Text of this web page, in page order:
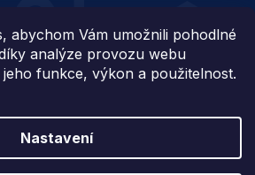
abychom Vám umožnili pohodlné
analýze provozu webu
funkce, výkon a použitelnost.
Nastavení